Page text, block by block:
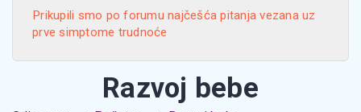
Prikupili smo po forumu najčešća pitanja vezana uz
prve simptome trudnoće
Razvoj bebe